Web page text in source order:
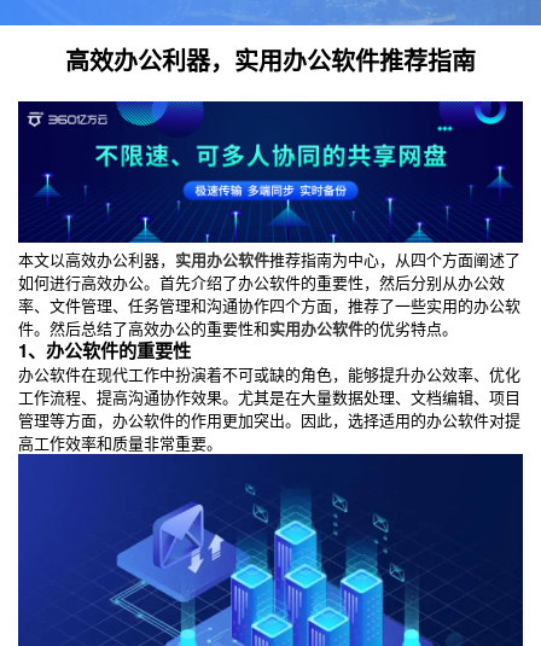
高效办公利器，实用办公软件推荐指南
本文以高效办公利器， 实用办公软件推荐指南为中心，从四个方面阐述了
如何进行高效办公。首先介绍了办公软件的重要性，然后分别从办公效
率、文件管理、任务管理和沟通协作四个方面，推荐了一些实用的办公软
件。然后总结了高效办公的重要性和实用办公软件的优劣特点。
1、办公软件的重要性
办公软件在现代工作中扮演着不可或缺的角色，能够提升办公效率、优化
工作流程、提高沟通协作效果。尤其是在大量数据处理、文档编辑、项目
管理等方面，办公软件的作用更加突出。因此，选择适用的办公软件对提
高工作效率和质量非常重要。